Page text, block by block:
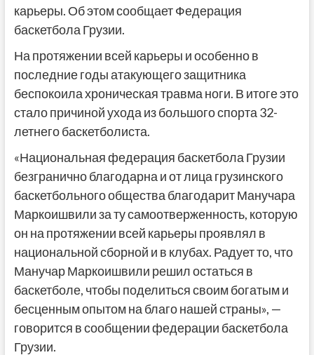
карьеры. Об этом сообщает Федерация
баскетбола Грузии.
На протяжении всей карьеры и особенно в
последние годы атакующего защитника
беспокоила хроническая травма ноги. В итоге это
стало причиной ухода из большого спорта 32-
летнего баскетболиста.
«Национальная федерация баскетбола Грузии
безгранично благодарна и от лица грузинского
баскетбольного общества благодарит Манучара
Маркоишвили за ту самоотверженность, которую
он на протяжении всей карьеры проявлял в
национальной сборной и в клубах. Радует то, что
Манучар Маркоишвили решил остаться в
баскетболе, чтобы поделиться своим богатым и
бесценным опытом на благо нашей страны», —
говорится в сообщении федерации баскетбола
Грузии.